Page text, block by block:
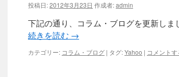
投稿日:2012年3月23日 作成者:admin
下記の通り、コラム・ブログを更新し
続きを読む →
カテゴリー: コラム・ブログ | タグ:Yahoo | コメントす